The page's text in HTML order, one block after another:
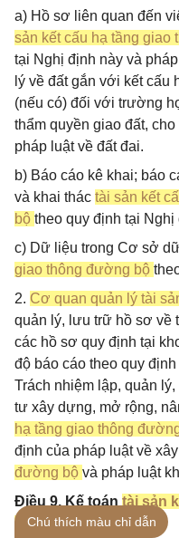
a) Hồ sơ liên quan đến
sản kết cấu hạ tầng giao
tại Nghị định này và
lý về đất gắn với kết cấu
(nếu có) đối với trường
thẩm quyền giao đất,
pháp luật về đất đai.
b) Báo cáo kê khai; báo
và khai thác tài sản kết
bộ theo quy định tại Nghị
c) Dữ liệu trong Cơ sở
giao thông đường bộ
2. Cơ quan quản lý tài
quản lý, lưu trữ hồ sơ về
các hồ sơ quy định tại
độ báo cáo theo quy
Trách nhiệm lập, quản
tư xây dựng, mở rộng,
hạ tầng giao thông
định của pháp luật về
đường bộ và pháp luật
Điều 9. Kế toán tài sản
đường bộ
Chú thích màu chỉ dẫn